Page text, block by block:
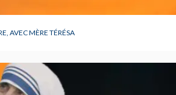
CARNET OFFICIEL
AVEC MÈRE TÉRÉSA